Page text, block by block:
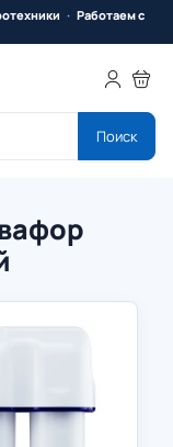
Работаем с
Поиск